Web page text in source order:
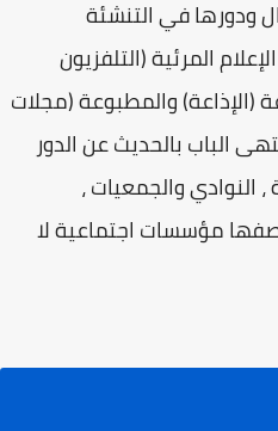
ودورها في التنشئة
المرئية (التلفزيون
(الإذاعة) والمطبوعة (مجلات
الباب بالحديث عن الدور
النوادي والجمعيات ،
مؤسسات اجتماعية لا